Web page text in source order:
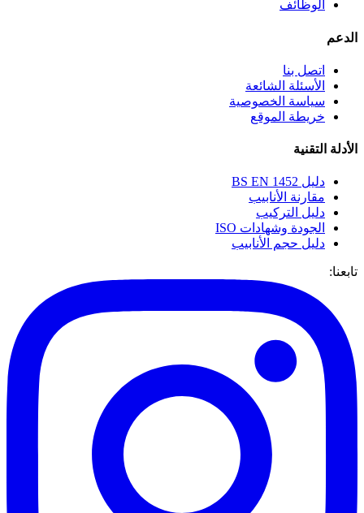
الوظائف
الدعم
اتصل بنا
الأسئلة الشائعة
سياسة الخصوصية
خريطة الموقع
الأدلة التقنية
دليل BS EN 1452
مقارنة الأنابيب
دليل التركيب
الجودة وشهادات ISO
دليل حجم الأنابيب
تابعنا: